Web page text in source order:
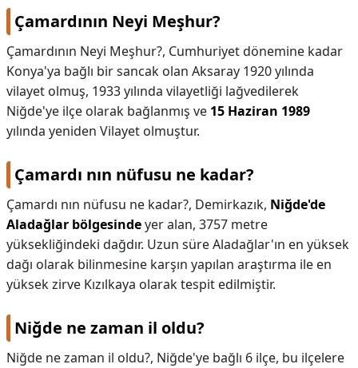
Çamardının Neyi Meşhur?
Çamardının Neyi Meşhur?, Cumhuriyet dönemine kadar
Konya'ya bağlı bir sancak olan Aksaray 1920 yılında
vilayet olmuş, 1933 yılında vilayetliği lağvedilerek
Niğde'ye ilçe olarak bağlanmış ve 15 Haziran 1989
yılında yeniden Vilayet olmuştur.
Çamardı nın nüfusu ne kadar?
Çamardı nın nüfusu ne kadar?, Demirkazık, Niğde'de
Aladağlar bölgesindeyer alan, 3757 metre
yüksekliğindeki dağdır. Uzun süre Aladağlar'ın en yüksek
dağı olarak bilinmesine karşın yapılan araştırma ile en
yüksek zirve Kızılkaya olarak tespit edilmiştir.
Niğde ne zaman il oldu?
Niğde ne zaman il oldu?, Niğde'ye bağlı 6 ilçe, bu ilçelere